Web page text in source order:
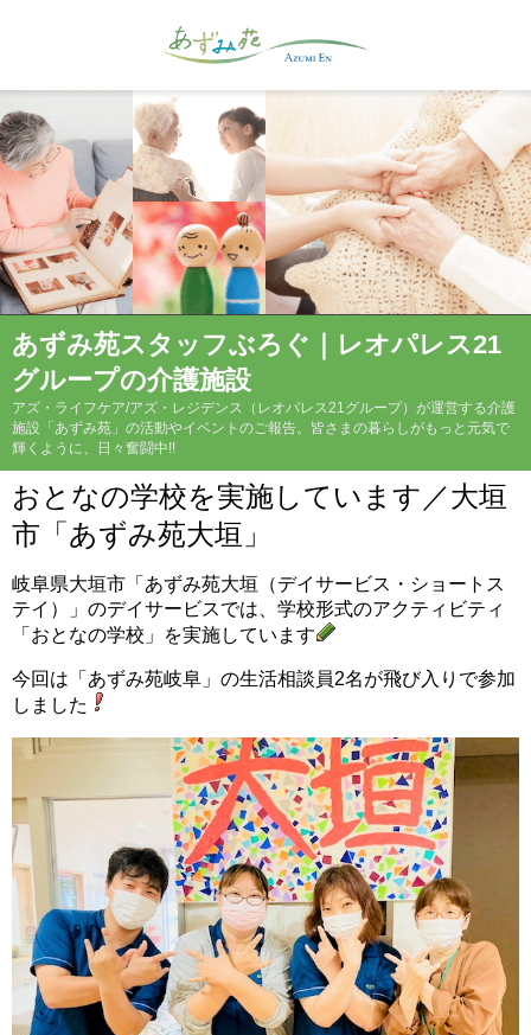
あずみ苑スタッフぶろぐ｜レオパレス21
グループの介護施設
アズ・ライフケア/アズ・レジデンス（レオパレス21グループ）が運営する介護
施設「あずみ苑」の活動やイベントのご報告。皆さまの暮らしがもっと元気で
輝くように、日々奮闘中!!
おとなの学校を実施しています／大垣
市「あずみ苑大垣」
岐阜県大垣市「あずみ苑大垣（デイサービス・ショートス
テイ）」のデイサービスでは、学校形式のアクティビティ
「おとなの学校」を実施しています
今回は「あずみ苑岐阜」の生活相談員2名が飛び入りで参加
しました